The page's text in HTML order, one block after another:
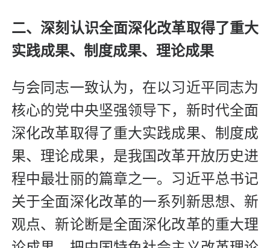
二、深刻认识全面深化改革取得了重大
实践成果、制度成果、理论成果
与会同志一致认为，在以习近平同志为
核心的党中央坚强领导下，新时代全面
深化改革取得了重大实践成果、制度成
果、理论成果，是我国改革开放历史进
程中最壮丽的篇章之一。习近平总书记
关于全面深化改革的一系列新思想、新
观点、新论断是全面深化改革的重大理